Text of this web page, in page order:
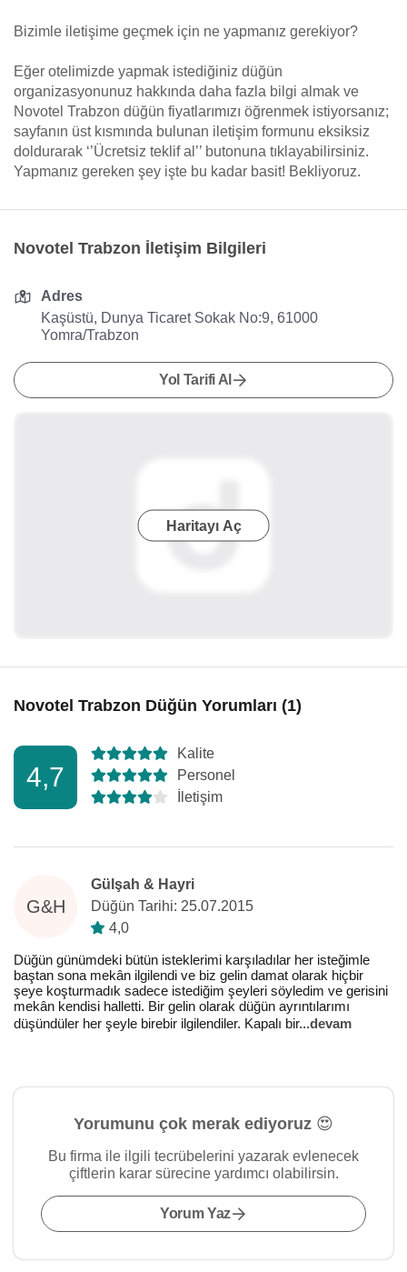
Bizimle iletişime geçmek için ne yapmanız gerekiyor?
Eğer otelimizde yapmak istediğiniz düğün
organizasyonunuz hakkında daha fazla bilgi almak ve
Novotel Trabzon düğün fiyatlarımızı öğrenmek istiyorsanız;
sayfanın üst kısmında bulunan iletişim formunu eksiksiz
doldurarak ‘’Ücretsiz teklif al’’ butonuna tıklayabilirsiniz.
Yapmanız gereken şey işte bu kadar basit! Bekliyoruz.
Novotel Trabzon İletişim Bilgileri
Adres
Kaşüstü, Dunya Ticaret Sokak No:9, 61000
Yomra/Trabzon
Yol Tarifi Al
Haritayı Aç
Novotel Trabzon Düğün Yorumları (1)
4,7
Kalite
Personel
İletişim
G&H
Gülşah & Hayri
Düğün Tarihi: 25.07.2015
4,0
Düğün günümdeki bütün isteklerimi karşıladılar her isteğimle
baştan sona mekân ilgilendi ve biz gelin damat olarak hiçbir
şeye koşturmadık sadece istediğim şeyleri söyledim ve gerisini
mekân kendisi halletti. Bir gelin olarak düğün ayrıntılarımı
düşündüler her şeyle birebir ilgilendiler. Kapalı bir...devam
Yorumunu çok merak ediyoruz 😍
Bu firma ile ilgili tecrübelerini yazarak evlenecek
çiftlerin karar sürecine yardımcı olabilirsin.
Yorum Yaz